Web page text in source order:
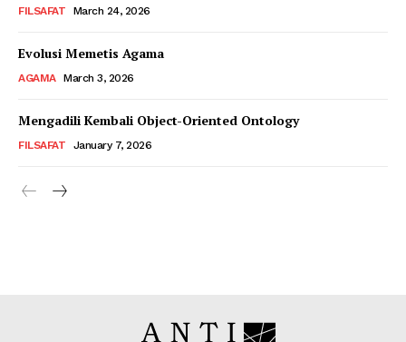
FILSAFAT March 24, 2026
Evolusi Memetis Agama
AGAMA March 3, 2026
Mengadili Kembali Object-Oriented Ontology
FILSAFAT January 7, 2026